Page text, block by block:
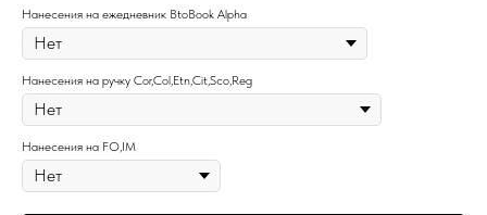
Нанесения на ежедневник BtoBook Alpha
Нанесения на ручку Cor,Col,Etn,Cit,Sco,Reg
Нанесения на FO,IM